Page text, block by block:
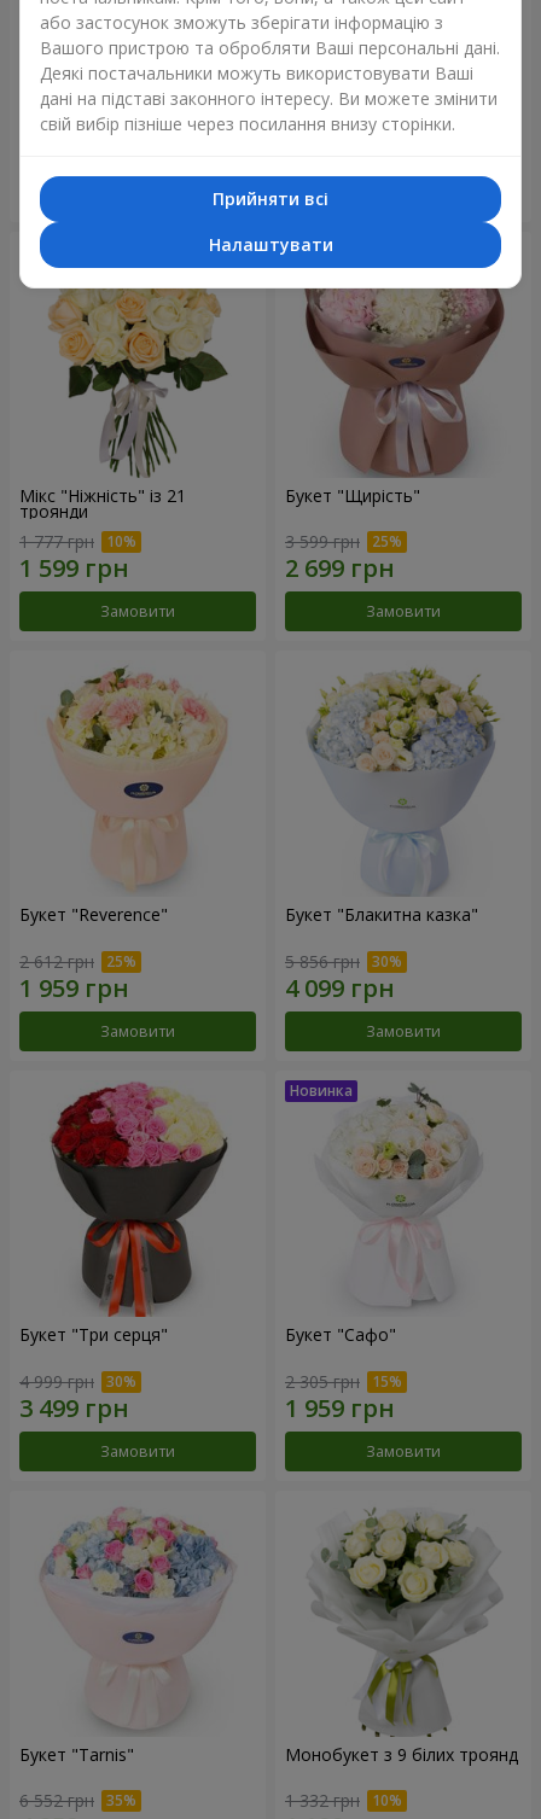
Букет "Blue ball"
3 656 грн
Букет "Бенефіс"
5 998 грн
Мікс "Ніжність" із 21
троянди
1 777 грн
Замовити
Букет "Щирість"
3 599 грн
Замовити
Букет "Reverence"
2 612 грн
Замовити
Букет "Блакитна казка"
5 856 грн
Замовити
Букет "Три серця"
4 999 грн
Замовити
Букет "Сафо"
2 305 грн
Замовити
Букет "Tarnis"
6 552 грн
Монобукет з 9 білих троянд
1 332 грн
або застосунок зможуть зберігати інформацію з
Вашого пристрою та обробляти Ваші персональні дані.
Деякі постачальники можуть використовувати Ваші
дані на підставі законного інтересу. Ви можете змінити
свій вибір пізніше через посилання внизу сторінки.
Прийняти всі
Налаштувати